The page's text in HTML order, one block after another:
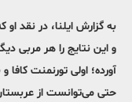
و این نتایج را هر مربی
حتی می‌توانست از